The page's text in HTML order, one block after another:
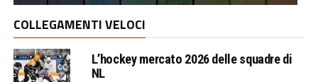
COLLEGAMENTI VELOCI
L’hockey mercato 2026 delle squadre di
NL